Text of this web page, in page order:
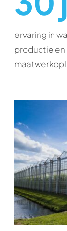
ervaring in
productie